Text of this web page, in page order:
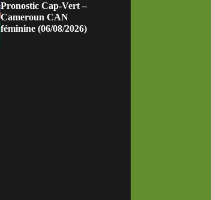
Pronostic Cap-Vert –
Cameroun CAN
féminine (06/08/2026)